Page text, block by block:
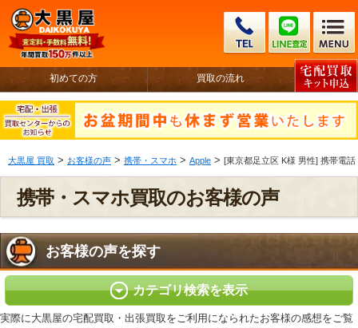
初めての方 買取の流れ
大黒屋 買取 > お客様の声 > 携帯・スマホ > Apple > [東京都足立区 K様 男性] 携帯電
携帯・スマホ買取のお客様の声
お客様の声を探す
カテゴリ検索を表示
実際に大黒屋の宅配買取・出張買取をご利用になられたお客様の感想をご覧